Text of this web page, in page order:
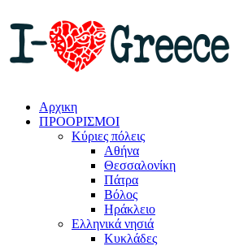
Αρχικη
ΠΡΟΟΡΙΣΜΟΙ
Κύριες πόλεις
Αθήνα
Θεσσαλονίκη
Πάτρα
Βόλος
Ηράκλειο
Ελληνικά νησιά
Κυκλάδες